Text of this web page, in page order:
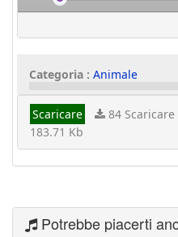
Categoria : Animale
Scaricare 84 Scaricare
183.71 Kb
Potrebbe piacerti